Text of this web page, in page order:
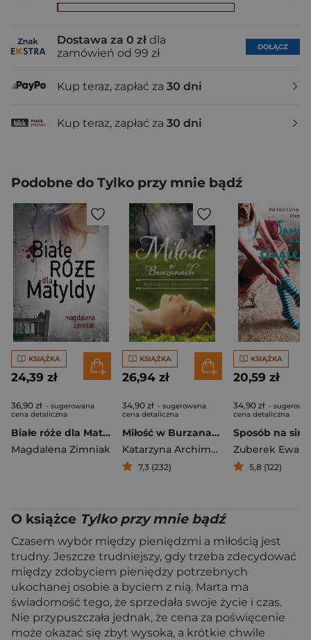
Dostawa za 0 zł dla
zamówień od 99 zł
DOŁĄCZ
Kup teraz, zapłać za 30 dni
Kup teraz, zapłać za 30 dni
Podobne do Tylko przy mnie bądź
KSIĄŻKA
24,39 zł
36,90 zł - sugerowana
cena detaliczna
Białe róże dla Matyldy
Magdalena Zimniak
KSIĄŻKA
26,94 zł
34,90 zł - sugerowana
cena detaliczna
Miłość w Burzanach
Katarzyna Archimowicz
7,3 (232)
KSIĄŻKA
20,59 zł
34,90 zł -
cena detaliczna
Zuberek Ewa
5,8 (122)
O książce Tylko przy mnie bądź
Czasem wybór między pieniędzmi a miłością jest
trudny. Jeszcze trudniejszy, gdy trzeba zdecydować
między zdobyciem pieniędzy potrzebnych
ukochanej osobie a byciem z nią. Marta ma
świadomość tego, że sprzedała swoje życie i czas.
Nie przypuszczała jednak, że cena za poświęcenie
może okazać się zbyt wysoka, a krótkie chwile